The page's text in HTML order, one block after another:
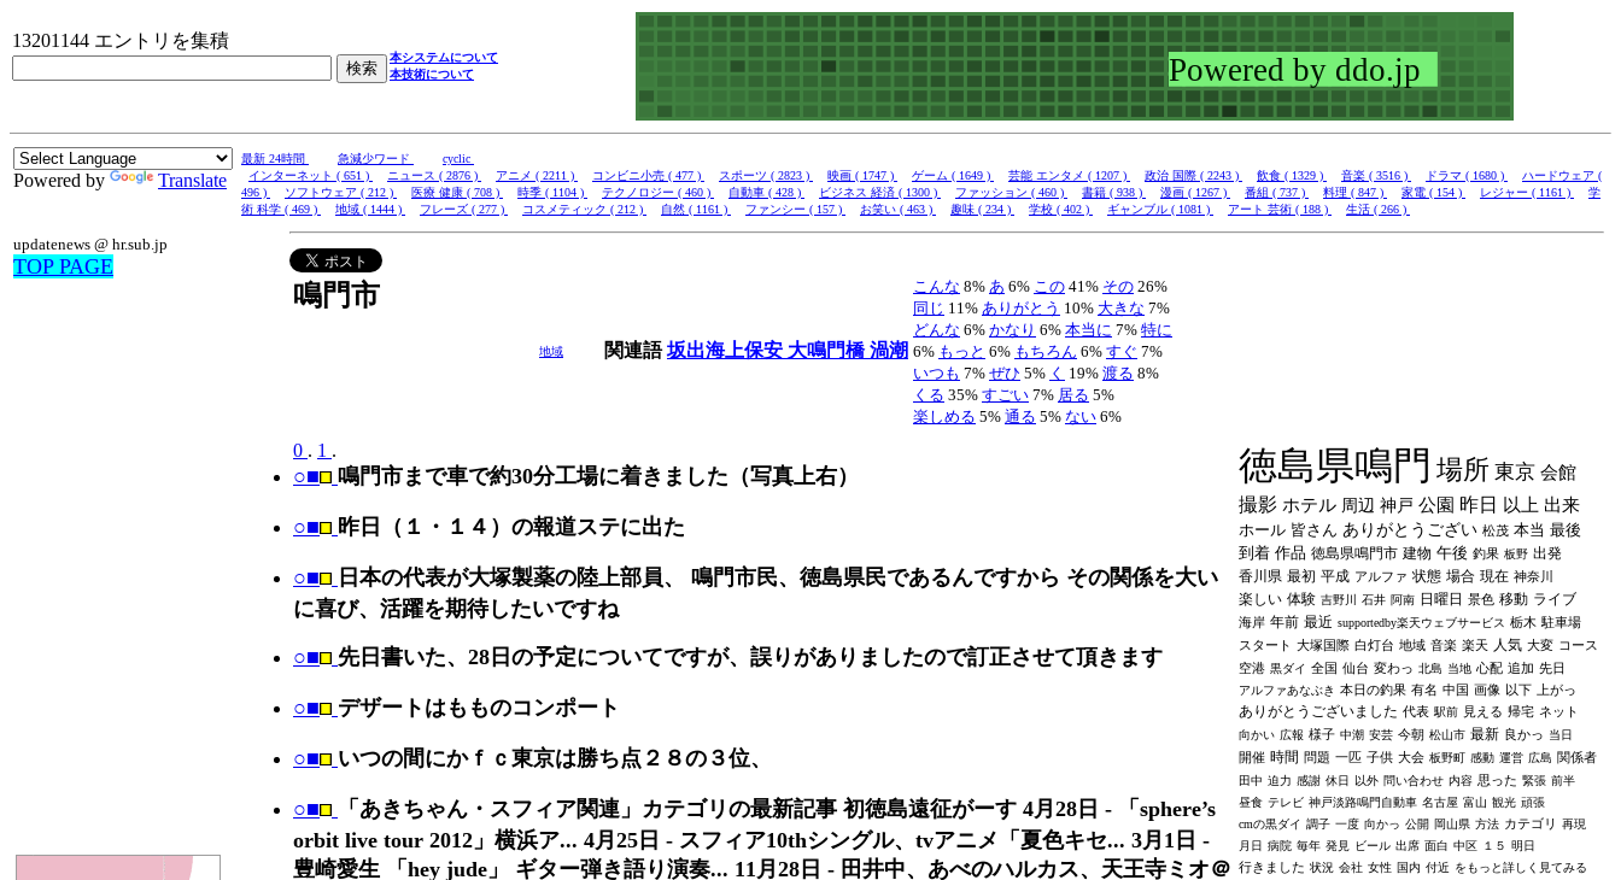
13201144 エントリを集積
本システムについて
本技術について
Powered by Translate
updatenews @ hr.sub.jp
TOP PAGE
最新 24時間 急減少ワード
cyclic
インターネット ( 651 )
ニュース ( 2876 ) アニメ ( 2211 ) コンビニ小売 ( 477 ) スポーツ ( 2823 ) 映画 ( 1747 ) ゲーム ( 1649 ) 芸能 エンタメ ( 1207 ) 政治 国際 ( 2243 ) 飲食 ( 1329 ) 音楽 ( 3516 ) ドラマ ( 1680 )
ハードウェア (
496 )
ソフトウェア ( 212 ) 医療 健康 ( 708 ) 時季 ( 1104 ) テクノロジー ( 460 ) 自動車 ( 428 ) ビジネス 経済 ( 1300 ) ファッション ( 460 ) 書籍 ( 938 ) 漫画 ( 1267 ) 番組 ( 737 ) 料理 ( 847 ) 家電 ( 154 ) レジャー ( 1161 )
学
術 科学 ( 469 )
地域 ( 1444 ) フレーズ ( 277 ) コスメティック ( 212 ) 自然 ( 1161 ) ファンシー ( 157 ) お笑い ( 463 ) 趣味 ( 234 ) 学校 ( 402 ) ギャンブル ( 1081 ) アート 芸術 ( 188 ) 生活 ( 266 )
鳴門市
地域 関連語坂出海上保安 大鳴門橋渦潮
こんな 8% あ 6% この 41% その 26%
同じ 11% ありがとう 10% 大きな 7%
どんな 6% かなり 6% 本当に 7% 特に
6% もっと 6% もちろん 6% すぐ 7%
いつも 7% ぜひ 5% く 19% 渡る 8%
くる 35% すごい 7% 居る 5%
楽しめる 5% 通る 5% ない 6%
0 . 1 .
○■ 鳴門市まで車で約30分工場に着きました（写真上右）
○■ 昨日（１・１４）の報道ステに出た
○■ 日本の代表が大塚製薬の陸上部員、 鳴門市民、徳島県民であるんですから その関係を大い
に喜び、活躍を期待したいですね
○■ 先日書いた、28日の予定についてですが、誤りがありましたので訂正させて頂きます
○■ デザートはもものコンポート
○■ いつの間にかｆｃ東京は勝ち点２８の３位、
○■ 「あきちゃん・スフィア関連」カテゴリの最新記事 初徳島遠征がーす 4月28日 - 「sphere’s
orbit live tour 2012」横浜ア... 4月25日 - スフィア10thシングル、tvアニメ「夏色キセ... 3月1日 -
豊崎愛生 「hey jude」 ギター弾き語り演奏... 11月28日 - 田井中、あべのハルカス、天王寺ミオ＠
徳島県鳴門 場所 東京 会館
撮影 ホテル 周辺 神戸 公園 昨日 以上 出来
ホール 皆さん ありがとうござい 松茂 本当 最後
到着 作品 徳島県鳴門市 建物 午後 釣果 板野 出発
香川県 最初 平成 アルファ 状態 場合 現在 神奈川
楽しい 体験 吉野川 石井 阿南 日曜日 景色 移動 ライブ
海岸 年前 最近 supportedby楽天ウェブサービス 栃木 駐車場
スタート 大塚国際 白灯台 地域 音楽 楽天 人気 大変 コース
空港 黒ダイ 全国 仙台 変わっ 北島 当地 心配 追加 先日
アルファあなぶき 本日の釣果 有名 中国 画像 以下 上がっ
ありがとうございました 代表 駅前 見える 帰宅 ネット
向かい 広報 様子 中潮 安芸 今朝 松山市 最新 良かっ 当日
開催 時間 問題 一匹 子供 大会 板野町 感動 運営 広島 関係者
田中 迫力 感謝 休日 以外 問い合わせ 内容 思った 緊張 前半
昼食 テレビ 神戸淡路鳴門自動車 名古屋 富山 観光 頑張
cmの黒ダイ 調子 一度 向かっ 公開 岡山県 方法 カテゴリ
再現
月日 病院 毎年 発見 ビール 出席 面白 中区 １５ 明日
行きました 状況 会社 女性 国内 付近 をもっと詳しく見てみる